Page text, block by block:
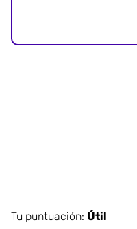
Tu puntuación: Útil